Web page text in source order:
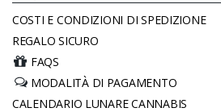
COSTI E CONDIZIONI DI SPEDIZIONE
REGALO SICURO
FAQS
MODALITÀ DI PAGAMENTO
CALENDARIO LUNARE CANNABIS